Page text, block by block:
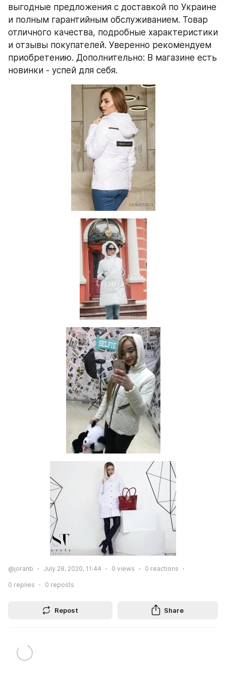
выгодные предложения с доставкой по Украине
и полным гарантийным обслуживанием. Товар
отличного качества, подробные характеристики
и отзывы покупателей. Уверенно рекомендуем
приобретению. Дополнительно: В магазине есть
новинки - успей для себя.
@joranb July 28, 2020, 11:44 0 views 0 reactions
0 replies 0 reposts
Repost Share